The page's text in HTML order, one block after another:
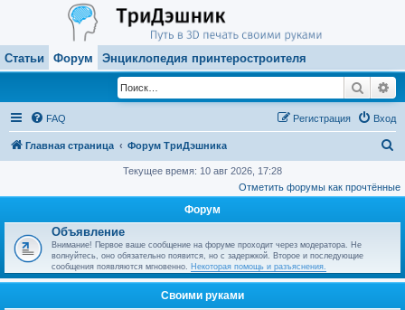
Статьи Форум Энциклопедия принтеростроителя
Поиск
FAQ Вход
Регистрация
Главная страница Форум ТриДэшника
и
Текущее время: 10 авг 2026, 17:28
Отметить форумы как прочтённые
Форум
Объявление
Внимание! Первое ваше сообщение на форуме проходит через модератора. Не
волнуйтесь, оно обязательно появится, но с задержкой. Второе и последующие
сообщения появляются мгновенно. Некоторая помощь и разъяснения.
Своими руками